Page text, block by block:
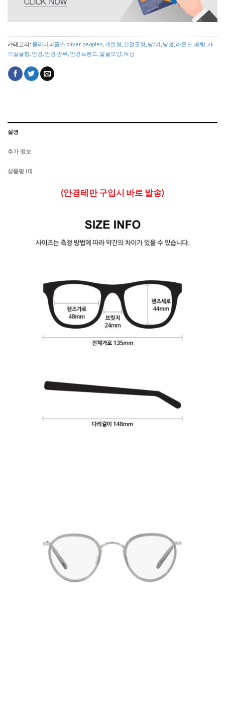
카테고리: 올리버피플스 oliver peoples 계란형 긴얼굴형 남/여 남성 라운드 메탈 사
각얼굴형 안경 안경 종류 안경브랜드 얼굴모양 여성
설명
추가 정보
상품평 (0)
(안경테만 구입시 바로 발송)